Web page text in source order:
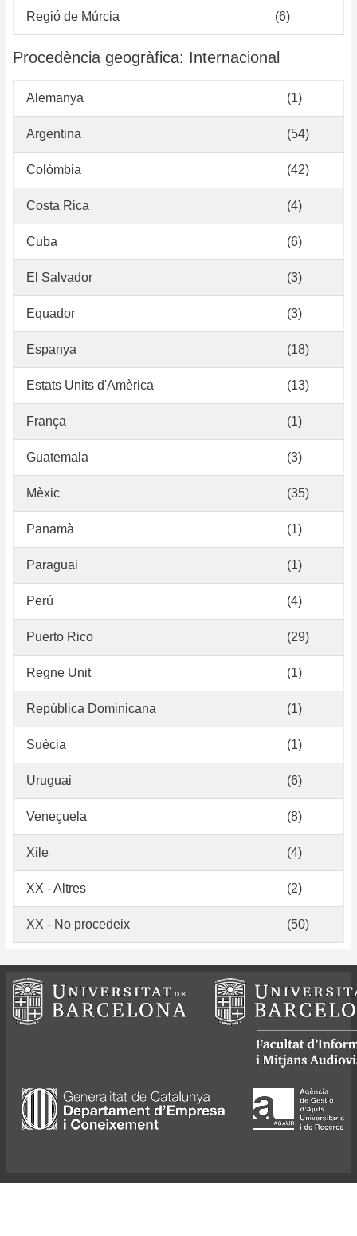
Regió de Múrcia (6)
Procedència geogràfica: Internacional
Alemanya (1)
Argentina (54)
Colòmbia (42)
Costa Rica (4)
Cuba (6)
El Salvador (3)
Equador (3)
Espanya (18)
Estats Units d'Amèrica (13)
França (1)
Guatemala (3)
Mèxic (35)
Panamà (1)
Paraguai (1)
Perú (4)
Puerto Rico (29)
Regne Unit (1)
República Dominicana (1)
Suècia (1)
Uruguai (6)
Veneçuela (8)
Xile (4)
XX - Altres (2)
XX - No procedeix (50)